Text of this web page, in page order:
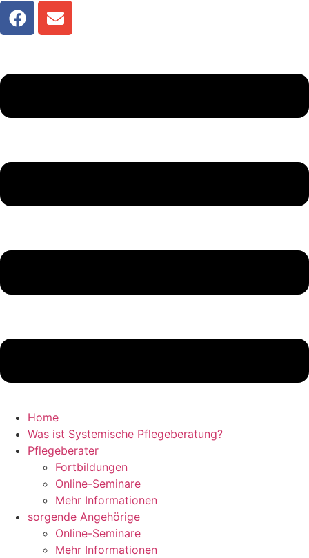
Home
Was ist Systemische Pflegeberatung?
Pflegeberater
Fortbildungen
Online-Seminare
Mehr Informationen
sorgende Angehörige
Online-Seminare
Mehr Informationen